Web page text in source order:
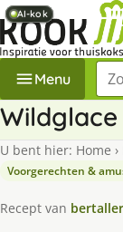
Menu
Wildglace
U bent hier: Home ›
Voorgerechten &
Recept van
AI-kok
AI-kok
AI-kok
AI-kok